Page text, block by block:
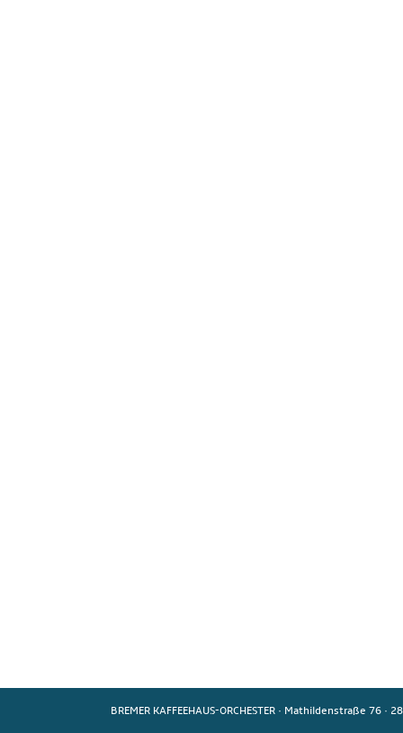
BREMER KAFFEEHAUS-ORCHESTER · Mathildenstraße 76 ·